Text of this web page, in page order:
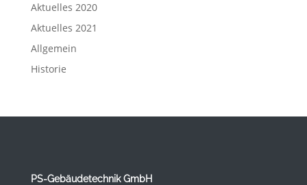
Aktuelles 2020
Aktuelles 2021
Allgemein
Historie
PS-Gebäudetechnik GmbH